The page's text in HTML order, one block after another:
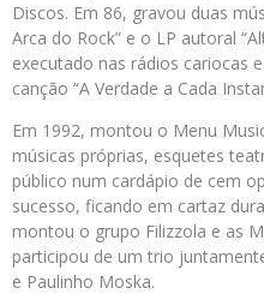
Discos. Em 86, gravou duas
Arca do Rock” e o LP autoral
executado nas rádios cariocas
canção “A Verdade a Cada
Em 1992, montou o Menu
músicas próprias, esquetes
público num cardápio de cem
sucesso, ficando em cartaz
montou o grupo Filizzola e as
participou de um trio
e Paulinho Moska.